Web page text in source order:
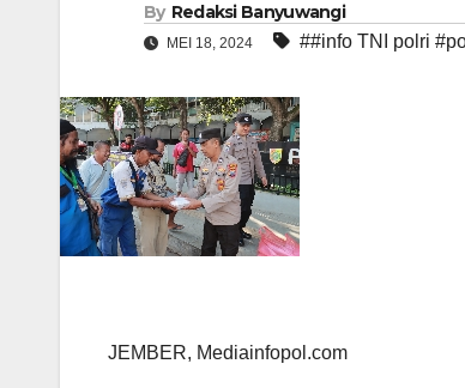
By Redaksi Banyuwangi
MEI 18, 2024 ##info TNI polri
JEMBER, Mediainfopol.com